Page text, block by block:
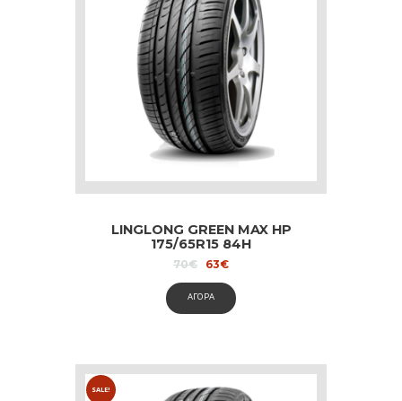
LINGLONG GREEN MAX HP
175/65R15 84H
70€
Original
was:
70€.
63€Current
is:
63€.
ΑΓΟΡΑ
SALE!